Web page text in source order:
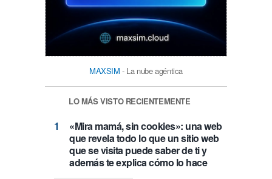
MAXSIM - La nube agéntica
LO MÁS VISTO RECIENTEMENTE
«Mira mamá, sin cookies»: una web
que revela todo lo que un sitio web
que se visita puede saber de ti y
además te explica cómo lo hace